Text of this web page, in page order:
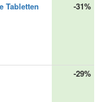
Tabletten
-31%
-29%